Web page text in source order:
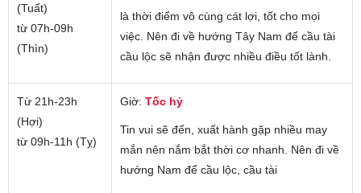
(Tuất)
từ 07h-09h
(Thìn)
là thời điểm vô cùng cát lợi, tốt cho mọi
việc. Nên đi về hướng Tây Nam để cầu tài
cầu lộc sẽ nhận được nhiều điều tốt lành.
Từ 21h-23h
(Hợi)
từ 09h-11h (Tỵ)
Giờ: Tốc hỷ
Tin vui sẽ đến, xuất hành gặp nhiều may
mắn nên nắm bắt thời cơ nhanh. Nên đi về
hướng Nam để cầu lộc, cầu tài